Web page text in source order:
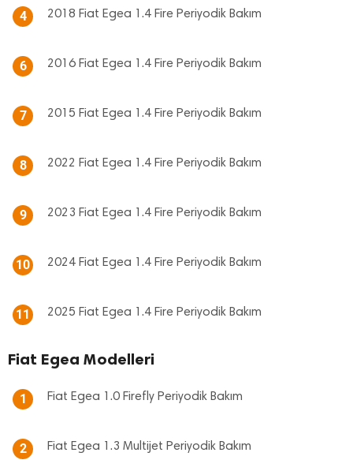
4 2018 Fiat Egea 1.4 Fire Periyodik Bakım
6 2016 Fiat Egea 1.4 Fire Periyodik Bakım
7 2015 Fiat Egea 1.4 Fire Periyodik Bakım
8 2022 Fiat Egea 1.4 Fire Periyodik Bakım
9 2023 Fiat Egea 1.4 Fire Periyodik Bakım
10 2024 Fiat Egea 1.4 Fire Periyodik Bakım
11 2025 Fiat Egea 1.4 Fire Periyodik Bakım
Fiat Egea Modelleri
1 Fiat Egea 1.0 Firefly Periyodik Bakım
2 Fiat Egea 1.3 Multijet Periyodik Bakım